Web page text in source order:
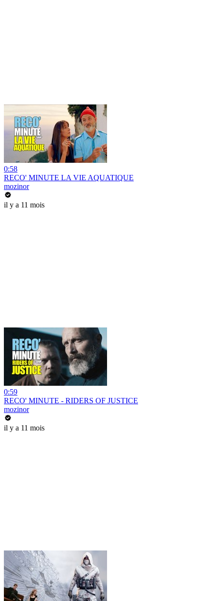
0:58
RECO' MINUTE LA VIE AQUATIQUE
mozinor
il y a 11 mois
0:59
RECO' MINUTE - RIDERS OF JUSTICE
mozinor
il y a 11 mois